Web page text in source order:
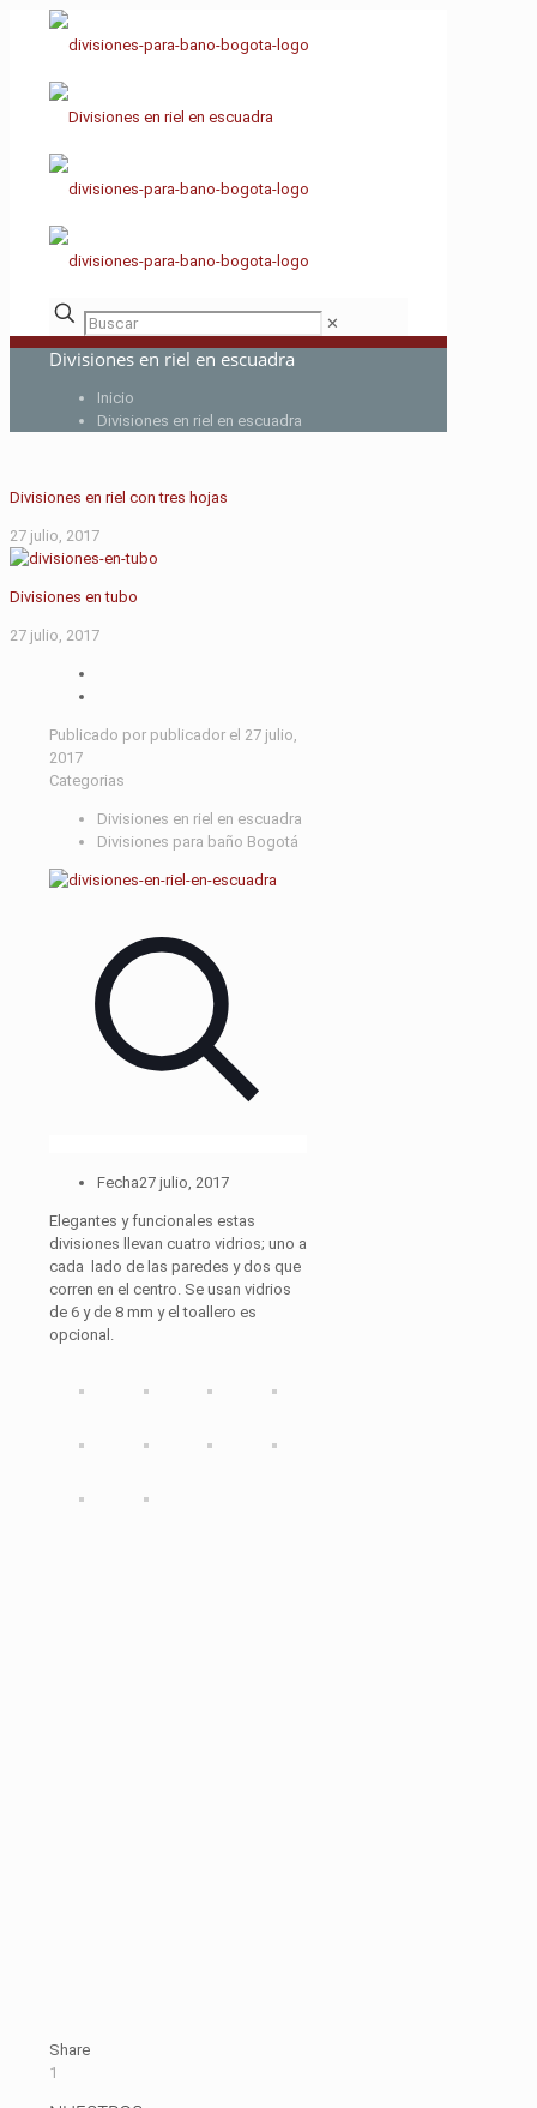
✕
Divisiones en riel en escuadra
Inicio
Divisiones en riel en escuadra
Divisiones en riel con tres hojas
27 julio, 2017
Divisiones en tubo
27 julio, 2017
Publicado por publicador el 27 julio,
2017
Categorias
Divisiones en riel en escuadra
Divisiones para baño Bogotá
Fecha27 julio, 2017
Elegantes y funcionales estas
divisiones llevan cuatro vidrios; uno a
cada lado de las paredes y dos que
corren en el centro. Se usan vidrios
de 6 y de 8 mm y el toallero es
opcional.
Share
1